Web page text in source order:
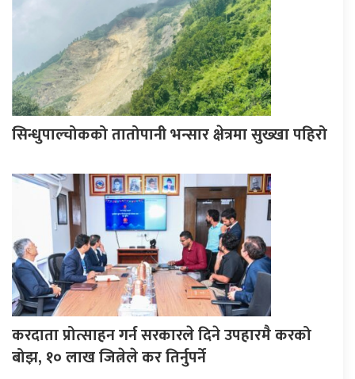
सिन्धुपाल्चोकको तातोपानी भन्सार क्षेत्रमा सुख्खा पहिरो
करदाता प्रोत्साहन गर्न सरकारले दिने उपहारमै करको
बोझ, १० लाख जित्नेले कर तिर्नुपर्ने